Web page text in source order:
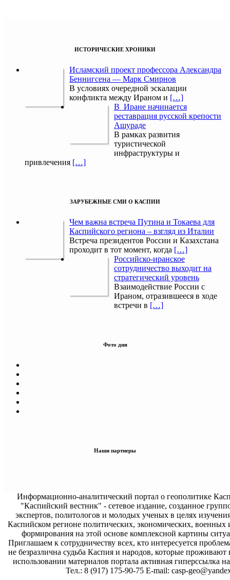
ИСТОРИЧЕСКИЕ ХРОНИКИ
Исламский проект профессора Александра
Беннигсена — Марк Смирнов
В условиях очередной эскалации
конфликта между Ираном и […]
В Иране начинается
реставрация русской крепости
Ашураде
В рамках развития
туристической
инфраструктуры и
привлечения […]
ЗАРУБЕЖНЫЕ СМИ О КАСПИИ
Чем важна встреча Путина и Токаева для
Каспийского региона – взгляд из Италии
Встреча президентов России и Казахстана
проходит в тот момент, когда […]
Российско-иранское
сотрудничество выходит на
стратегический уровень
Взаимодействие России с
Ираном, отразившееся в ходе
встречи в […]
Фото дня
Наши партнеры
Информационно-аналитический портал о геополитике
"Каспийский вестник" - сетевое издание, созданное
экспертов, политологов и молодых ученых в целях
Каспийском регионе политических, экономических, военных
формирования на этой основе комплексной картины
Приглашаем к сотрудничеству всех, кто интересуется
не безразлична судьба Каспия и народов, которые проживают
использовании материалов портала активная гиперссылка на
Тел.: 8 (917) 175-90-75 E-mail: casp-